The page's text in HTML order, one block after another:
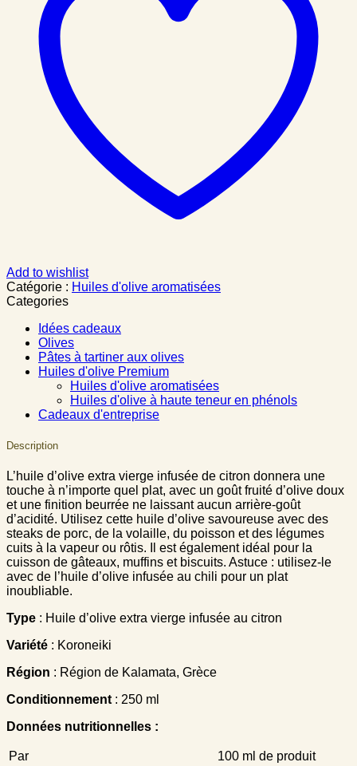
Add to wishlist
Catégorie : Huiles d'olive aromatisées
Categories
Idées cadeaux
Olives
Pâtes à tartiner aux olives
Huiles d'olive Premium
Huiles d'olive aromatisées
Huiles d'olive à haute teneur en phénols
Cadeaux d'entreprise
Description
L’huile d’olive extra vierge infusée de citron donnera une
touche à n’importe quel plat, avec un goût fruité d’olive doux
et une finition beurrée ne laissant aucun arrière-goût
d’acidité. Utilisez cette huile d’olive savoureuse avec des
steaks de porc, de la volaille, du poisson et des légumes
cuits à la vapeur ou rôtis. Il est également idéal pour la
cuisson de gâteaux, muffins et biscuits. Astuce : utilisez-le
avec de l’huile d’olive infusée au chili pour un plat
inoubliable.
Type : Huile d’olive extra vierge infusée au citron
Variété : Koroneiki
Région : Région de Kalamata, Grèce
Conditionnement : 250 ml
Données nutritionnelles :
Par
100 ml de produit